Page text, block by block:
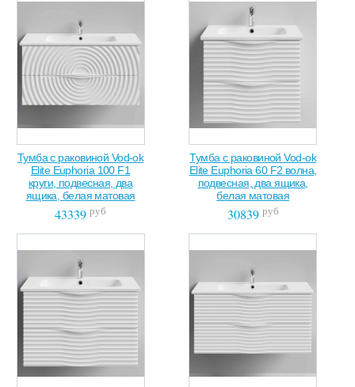
Тумба с раковиной Vod-ok
Elite Euphoria 100 F1
круги, подвесная, два
ящика, белая матовая
43339 руб
Тумба с раковиной Vod-ok
Elite Euphoria 60 F2 волна,
подвесная, два ящика,
белая матовая
30839 руб